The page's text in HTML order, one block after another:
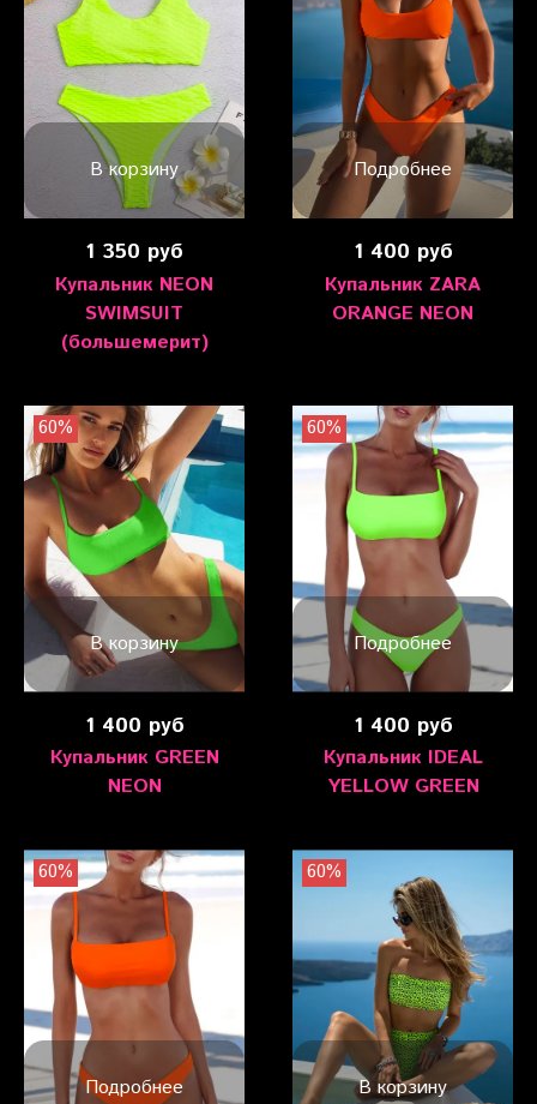
В корзину
1 350 руб
Купальник NEON
SWIMSUIT
(большемерит)
Подробнее
1 400 руб
Купальник ZARA
ORANGE NEON
В корзину
60%
1 400 руб
Купальник GREEN
NEON
Подробнее
60%
1 400 руб
Купальник IDEAL
YELLOW GREEN
Подробнее
60%
В корзину
60%